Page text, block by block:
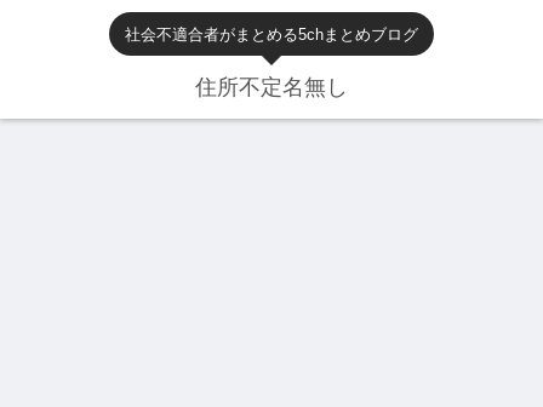
社会不適合者がまとめる5chまとめブログ
住所不定名無し